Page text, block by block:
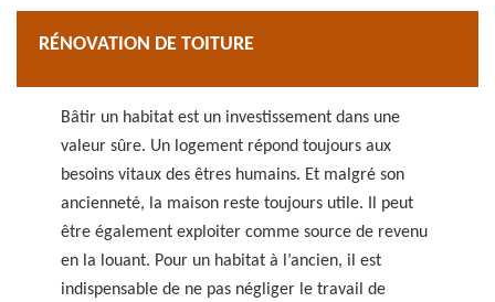
RÉNOVATION DE TOITURE
Bâtir un habitat est un investissement dans une
valeur sûre. Un logement répond toujours aux
besoins vitaux des êtres humains. Et malgré son
ancienneté, la maison reste toujours utile. Il peut
être également exploiter comme source de revenu
en la louant. Pour un habitat à l’ancien, il est
indispensable de ne pas négliger le travail de